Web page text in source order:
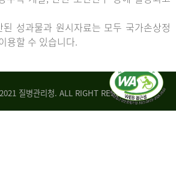
성과물과 원시자료는 모두 국가손상정
용할 수 있습니다.
질병관리청. ALL RIGHT RESERVED